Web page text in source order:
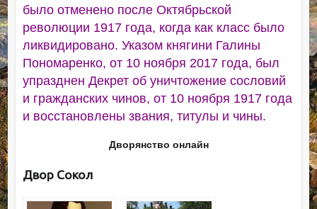
было отменено после Октябрьской
революции 1917 года, когда как класс было
ликвидировано. Указом княгини Галины
Пономаренко, от 10 ноября 2017 года, был
упразднен Декрет об уничтожение сословий
и гражданских чинов, от 10 ноября 1917 года
и восстановлены звания, титулы и чины.
Дворянство онлайн
Двор Сокол